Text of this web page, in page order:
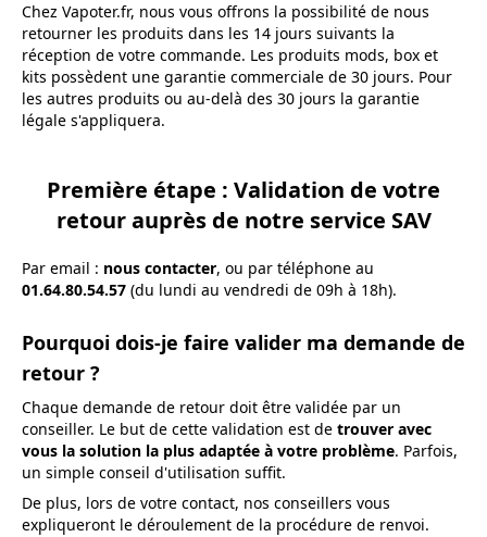
Chez Vapoter.fr, nous vous offrons la possibilité de nous
retourner les produits dans les 14 jours suivants la
réception de votre commande. Les produits mods, box et
kits possèdent une garantie commerciale de 30 jours. Pour
les autres produits ou au-delà des 30 jours la garantie
légale s'appliquera.
Première étape : Validation de votre
retour auprès de notre service SAV
Par email : nous contacter, ou par téléphone au
01.64.80.54.57 (du lundi au vendredi de 09h à 18h).
Pourquoi dois-je faire valider ma demande de
retour ?
Chaque demande de retour doit être validée par un
conseiller. Le but de cette validation est de trouver avec
vous la solution la plus adaptée à votre problème. Parfois,
un simple conseil d'utilisation suffit.
De plus, lors de votre contact, nos conseillers vous
expliqueront le déroulement de la procédure de renvoi.